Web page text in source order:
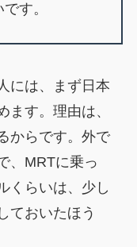
す。
には、まず日本
ます。理由は、
からです。外で
、MRTに乗っ
くらいは、少し
ておいたほう